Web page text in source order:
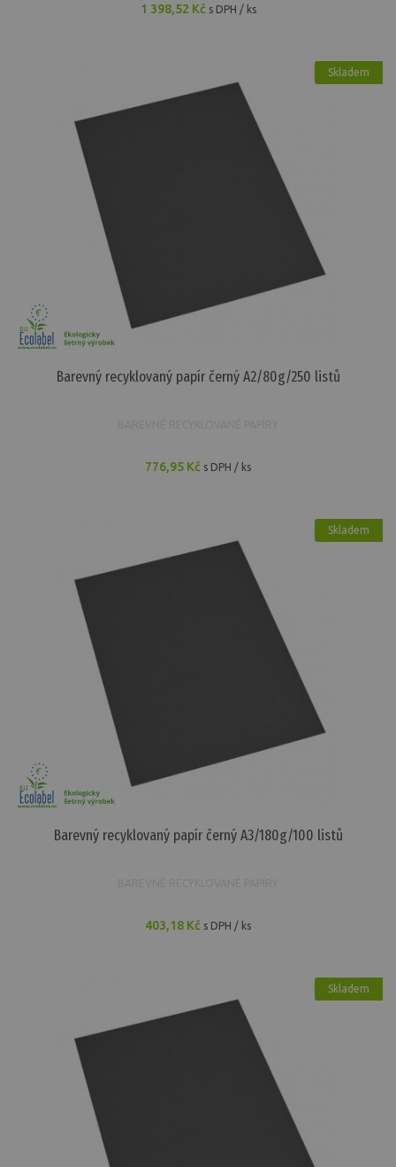
1 398,52 Kč s DPH / ks
Skladem
Barevný recyklovaný papír černý A2/80g/250 listů
776,95 Kč s DPH / ks
Skladem
Barevný recyklovaný papír černý A3/180g/100 listů
403,18 Kč s DPH / ks
Skladem